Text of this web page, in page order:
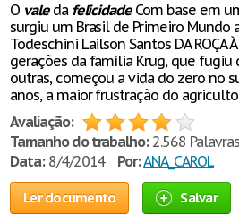
O valeda felicidadeCom base em
surgiu um Brasil de Primeiro Mundo
Todeschini Lailson Santos DA ROÇA
gerações da família Krug, que fugiu
outras, começou a vida do zero no
anos, a maior frustração do
Avaliação:
Tamanho do trabalho:2.568
Data:8/4/2014 Por:ANA_CAROL
Ler documento Salvar